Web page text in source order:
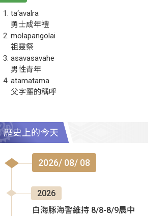
ta‘avalra
勇士成年禮
molapangolai
祖靈祭
asavasavahe
男性青年
atamatama
父字輩的稱呼
歷史上的今天
2026/ 08/ 08
2026
白海豚海警維持 8/8-8/9晨中